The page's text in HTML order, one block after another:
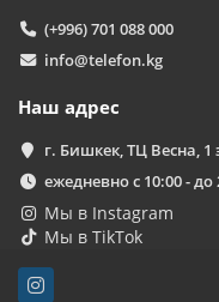
(+996) 701 088 000
info@telefon.kg
Наш адрес
г. Бишкек, ТЦ Весна, 1
ежедневно с 10:00 - до
Мы в Instagram
Мы в TikTok